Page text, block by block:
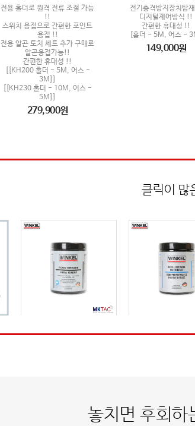
전용 홀더로 원격 전류 조절 가능
!!
스위치 용접으로 간편한 포인트
용접 !!
전용 알곤 토치 세트 추가 구매로
알곤용접가능!!
간편한 휴대성 !!
[[KH200 홀더 - 5M, 어스 -
3M]]
[[KH230 홀더 - 10M, 어스 -
5M]]
279,900원
전기충격방지장치탑
디지털제어방식 !!
간편한 휴대성 !!
[홀더 - 5M, 어스 -
149,000원
클릭이
놓치면 후회